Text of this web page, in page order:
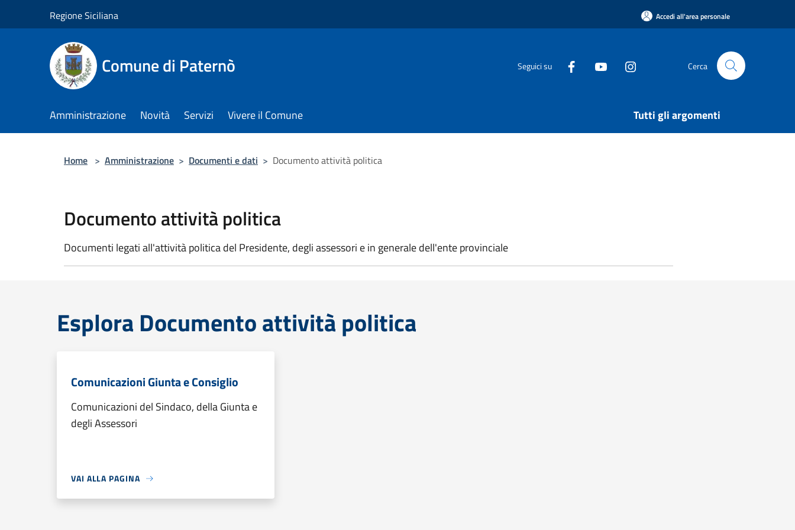
Regione Siciliana Accedi all'area personale
Comune di Paternò Seguici su Cerca
Amministrazione Novità Servizi Vivere il Comune Tutti gli argomenti
Home > Amministrazione > Documenti e dati > Documento attività politica
Documento attività politica
Documenti legati all'attività politica del Presidente, degli assessori e in generale dell'ente provinciale
Esplora Documento attività politica
Comunicazioni Giunta e Consiglio
Comunicazioni del Sindaco, della Giunta e
degli Assessori
VAI ALLA PAGINA